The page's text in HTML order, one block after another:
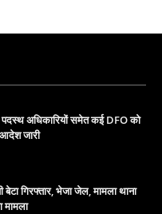
अधिकारियों समेत कई DFO को
आदेश जारी
बेटा गिरफ्तार, भेजा जेल, मामला थाना
मामला